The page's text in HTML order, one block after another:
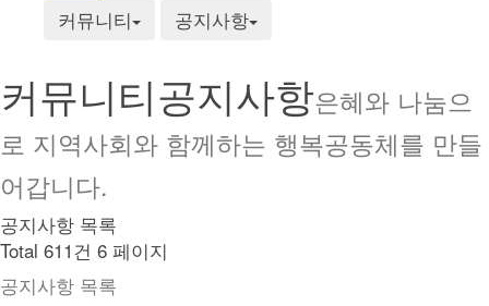
커뮤니티
공지사항
커뮤니티공지사항은혜와 나눔으
로 지역사회와 함께하는 행복공동체를 만들
어갑니다.
공지사항 목록
Total 611건 6 페이지
공지사항 목록